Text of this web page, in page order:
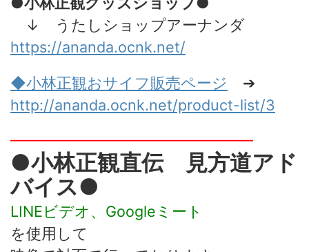
↓ うたしショップアーナンダ
https://ananda.ocnk.net/
◆小林正観おサイフ販売ページ ➔
http://ananda.ocnk.net/product-list/3
━━━━━━━━━━━━━━━━
●小林正観直伝 見方道アド
バイス●
LINEビデオ、Googleミート
を使用して